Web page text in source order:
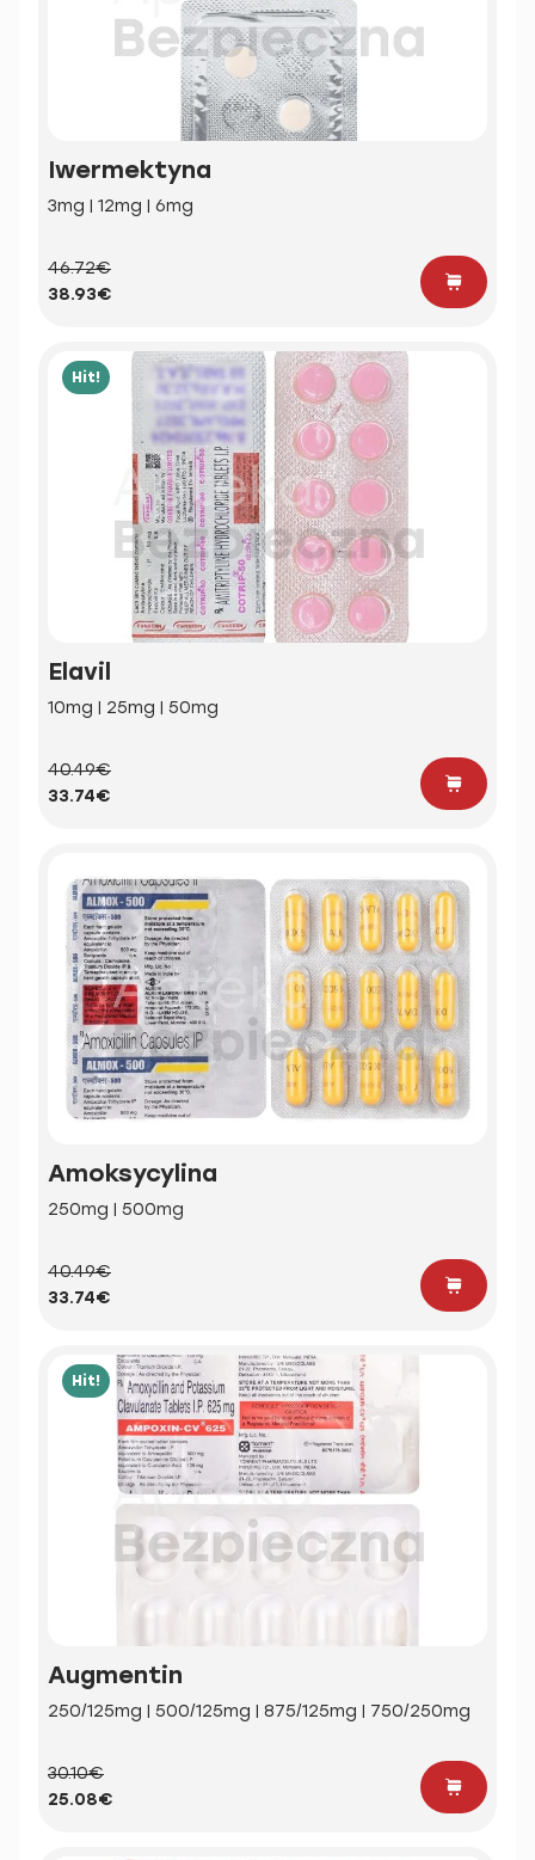
Iwermektyna
3mg | 12mg | 6mg
46.72€
38.93€
Hit!
Elavil
10mg | 25mg | 50mg
40.49€
33.74€
Amoksycylina
250mg | 500mg
40.49€
33.74€
Hit!
Augmentin
250/125mg | 500/125mg | 875/125mg | 750/250mg
30.10€
25.08€